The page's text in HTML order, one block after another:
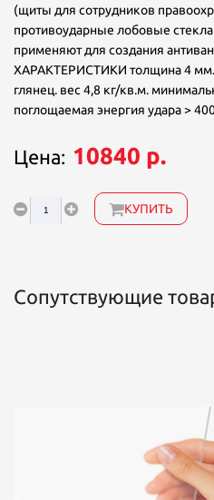
(щиты для сотрудников
противоударные лобовые
применяют для создания
ХАРАКТЕРИСТИКИ толщина 4 мм.
глянец. вес 4,8 кг/кв.м.
поглощаемая энергия удара >
Цена: 10840 р.
КУПИТЬ
Сопутствующие